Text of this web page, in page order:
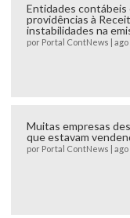
Entidades
providências à
instabilidades na
por Portal ContNews | ago
Muitas empresas
que estavam
por Portal ContNews | ago